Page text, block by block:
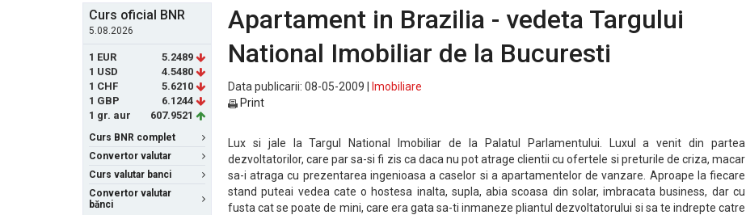
Curs oficial BNR
5.08.2026
1 EUR
5.2489
1 USD
4.5480
1 CHF
5.6210
1 GBP
6.1244
1 gr. aur
607.9521
Curs BNR complet
Convertor valutar
Curs valutar banci
Convertor valutar
bănci
Apartament in Brazilia - vedeta Targului
National Imobiliar de la Bucuresti
Data publicarii: 08-05-2009 |
Imobiliare
Print
Lux si jale la Targul National Imobiliar de la Palatul Parlamentului. Luxul a venit din partea
dezvoltatorilor, care par sa-si fi zis ca daca nu pot atrage clientii cu ofertele si preturile de criza, macar
sa-i atraga cu prezentarea ingenioasa a caselor si a apartamentelor de vanzare. Aproape la fiecare
stand puteai vedea cate o hostesa inalta, supla, abia scoasa din solar, imbracata business, dar cu
fusta cat se poate de mini, care era gata sa-ti inmaneze pliantul dezvoltatorului si sa te indrepte catre